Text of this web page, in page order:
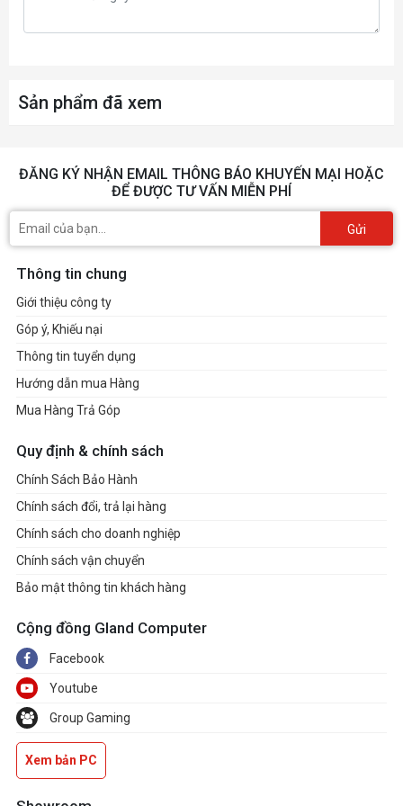
Audio
Thời gian sử dụng
Up to 10 hours
Đi kèm
Hệ điều hành đi kèm
Hệ điều hành tương thích
Thông tin khác
Trọng Lượng
Kích thước
Màu sắc
Chất liệu
Sản phẩm đã xem
ĐĂNG KÝ NHẬN EMAIL THÔNG BÁO KHUYẾN MẠI HOẶC
ĐỂ ĐƯỢC TƯ VẤN MIỄN PHÍ
Gửi
Thông tin chung
Giới thiệu công ty
Góp ý, Khiếu nại
Thông tin tuyển dụng
Hướng dẫn mua Hàng
Mua Hàng Trả Góp
Quy định & chính sách
Chính Sách Bảo Hành
Chính sách đổi, trả lại hàng
Chính sách cho doanh nghiệp
Chính sách vận chuyển
Bảo mật thông tin khách hàng
Cộng đồng Gland Computer
Facebook
Youtube
Group Gaming
Xem bản PC